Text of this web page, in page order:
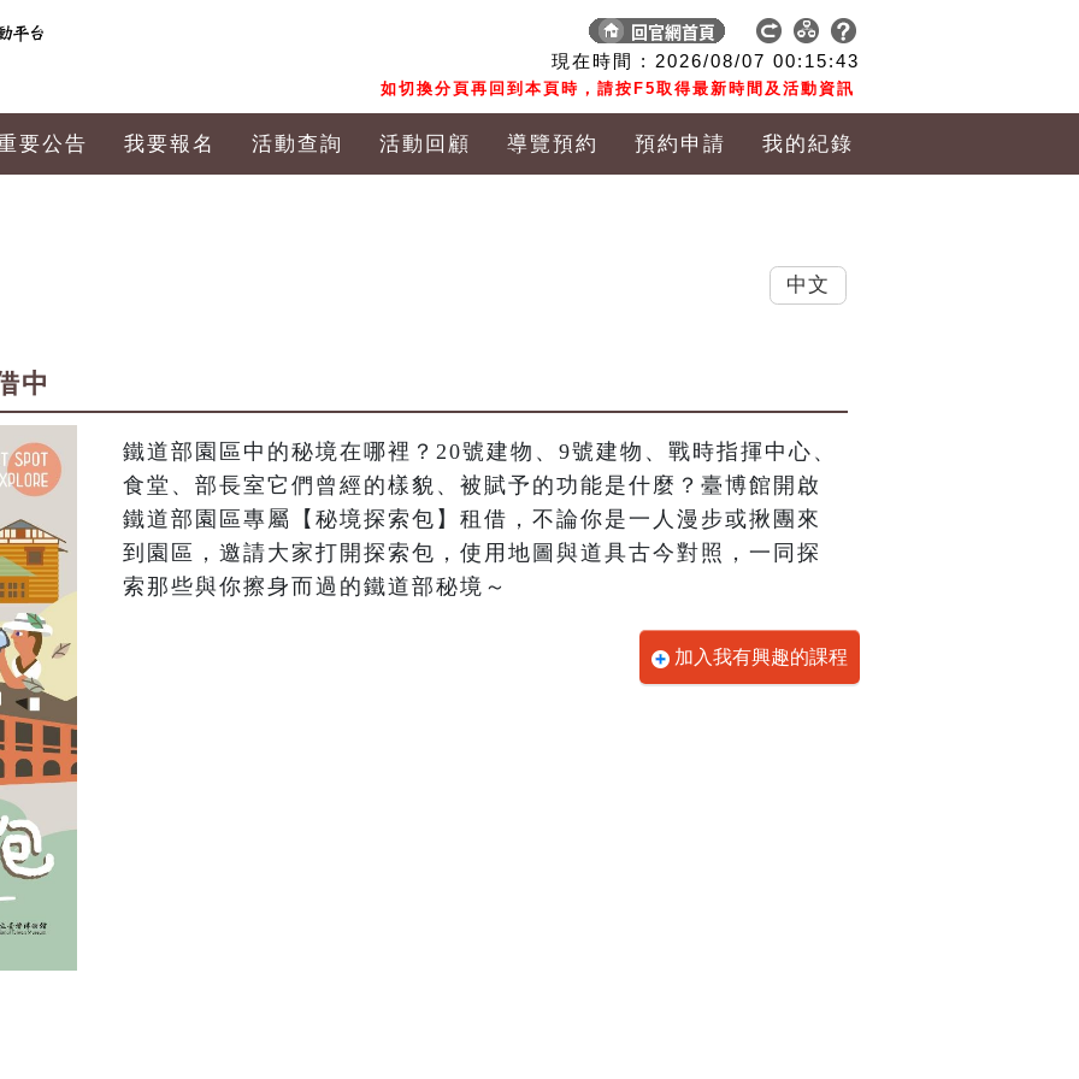
現在時間 : 2026/08/07 00:15:45
如切換分頁再回到本頁時，請按F5取得最新時間及活動資訊
要公告 我要報名 活動查詢 活動回顧 導覽預約 預約申請 我的紀錄
中
鐵道部園區中的秘境在哪裡？20號建物、9號建物、戰時指揮中心、
食堂、部長室它們曾經的樣貌、被賦予的功能是什麼？臺博館開啟
鐵道部園區專屬【秘境探索包】租借，不論你是一人漫步或揪團來
到園區，邀請大家打開探索包，使用地圖與道具古今對照，一同探
索那些與你擦身而過的鐵道部秘境～
加入我有興趣的課程